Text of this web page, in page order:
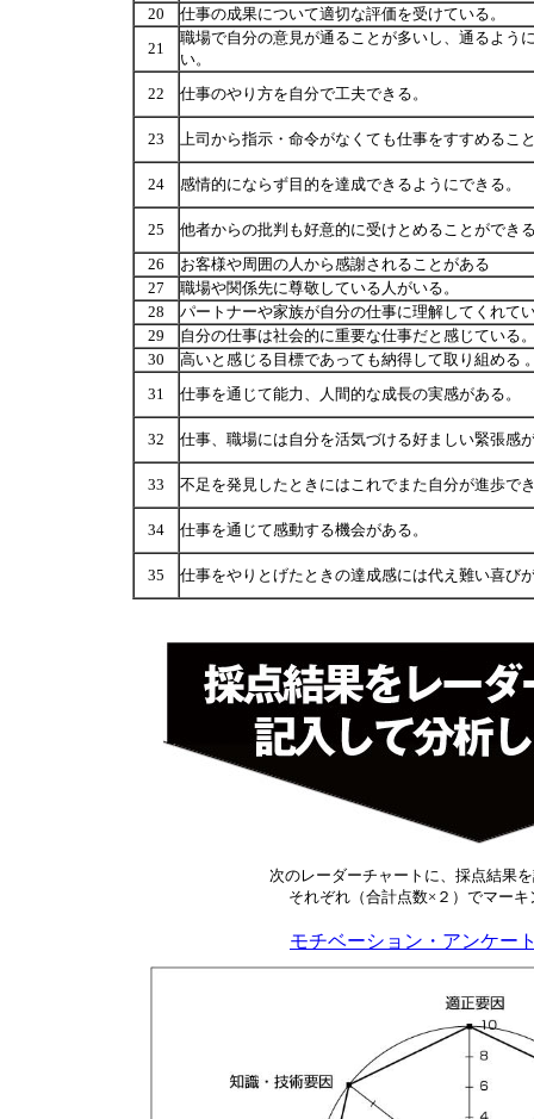
20
仕事の成果について適切な評価を受けている。
21
職場で自分の意見が通ることが多いし、通るよう
い。
22
仕事のやり方を自分で工夫できる。
23 上司から指示・命令がなくても仕事をすすめるこ
24 感情的にならず目的を達成できるようにできる。
25
他者からの批判も好意的に受けとめることができ
26
お客様や周囲の人から感謝されることがある
27
職場や関係先に尊敬している人がいる。
28
パートナーや家族が自分の仕事に理解してくれて
29
自分の仕事は社会的に重要な仕事だと感じている
30
高いと感じる目標であっても納得して取り組める
31
仕事を通じて能力、人間的な成長の実感がある。
32 仕事、職場には自分を活気づける好ましい緊張感
33 不足を発見したときにはこれでまた自分が進歩で
34 仕事を通じて感動する機会がある。
35 仕事をやりとげたときの達成感には代え難い喜び
次のレーダーチャートに、採点結果
それぞれ（合計点数×２）でマー
モチベーション・アンケー